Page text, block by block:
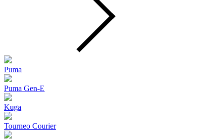
Puma
Puma Gen‑E
Kuga
Tourneo Courier